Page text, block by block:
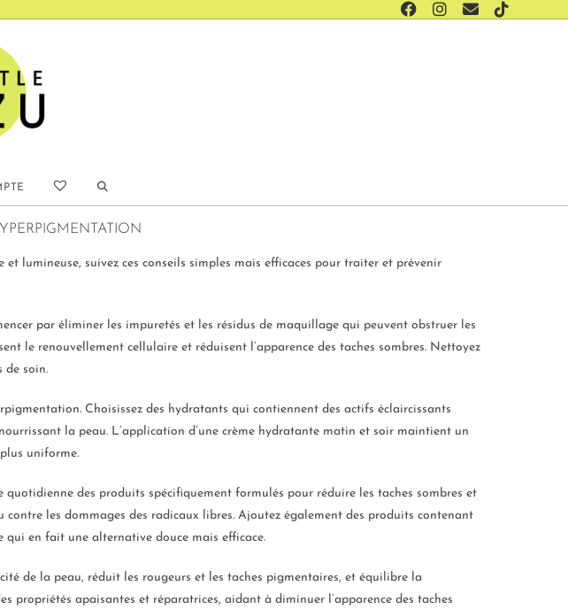
lumineuse, suivez ces conseils simples mais efficaces pour traiter et prévenir
par éliminer les impuretés et les résidus de maquillage qui peuvent obstruer les
le renouvellement cellulaire et réduisent l’apparence des taches sombres. Nettoyez
de soin.
Choisissez des hydratants qui contiennent des actifs éclaircissants
la peau. L’application d’une crème hydratante matin et soir maintient un
uniforme.
des produits spécifiquement formulés pour réduire les taches sombres et
les dommages des radicaux libres. Ajoutez également des produits contenant
en fait une alternative douce mais efficace.
de la peau, réduit les rougeurs et les taches pigmentaires, et équilibre la
propriétés apaisantes et réparatrices, aidant à diminuer l’apparence des taches